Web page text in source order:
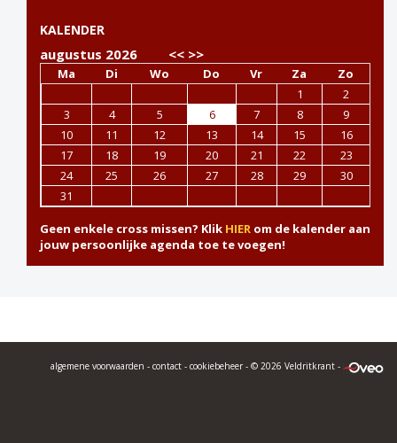
KALENDER
augustus 2026 << >>
Ma Di Wo Do Vr Za
Zo
1
2
3
4 5 6 7 8
9
10
11 12 13 14 15
16
17
18 19 20 21 22
23
24
25 26 27 28 29
30
31
Geen enkele cross missen? Klik HIER om de kalender aan
jouw persoonlijke agenda toe te voegen!
algemene voorwaarden - contact - cookiebeheer - © 2026 Veldritkrant -